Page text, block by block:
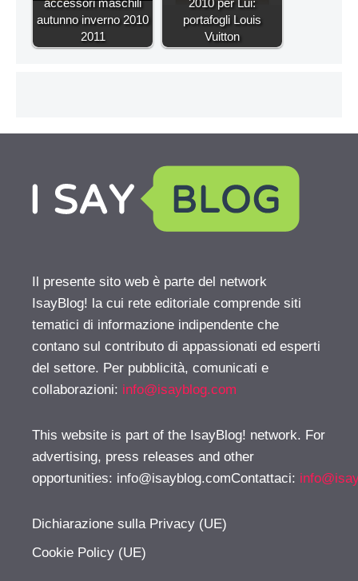
accessori maschili
autunno inverno 2010
2011
2010 per Lui:
portafogli Louis
Vuitton
Il presente sito web è parte del network
IsayBlog! la cui rete editoriale comprende siti
tematici di informazione indipendente che
contano sul contributo di appassionati ed esperti
del settore. Per pubblicità, comunicati e
collaborazioni: info@isayblog.com
This website is part of the IsayBlog! network. For
advertising, press releases and other
opportunities: info@isayblog.comContattaci:
Dichiarazione sulla Privacy (UE)
Cookie Policy (UE)